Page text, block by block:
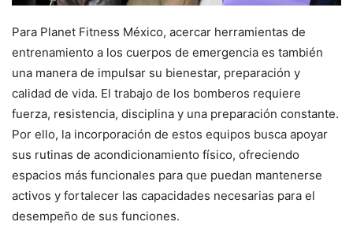
Para Planet Fitness México, acercar herramientas de
entrenamiento a los cuerpos de emergencia es también
una manera de impulsar su bienestar, preparación y
calidad de vida. El trabajo de los bomberos requiere
fuerza, resistencia, disciplina y una preparación constante.
Por ello, la incorporación de estos equipos busca apoyar
sus rutinas de acondicionamiento físico, ofreciendo
espacios más funcionales para que puedan mantenerse
activos y fortalecer las capacidades necesarias para el
desempeño de sus funciones.